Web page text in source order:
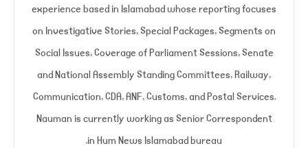
experience based in Islamabad whose reporting focuses
on Investigative Stories, Special Packages, Segments on
Social Issues, Coverage of Parliament Sessions, Senate
and National Assembly Standing Committees, Railway,
Communication, CDA, ANF, Customs, and Postal Services.
Nauman is currently working as Senior Correspondent
in Hum News Islamabad bureau.